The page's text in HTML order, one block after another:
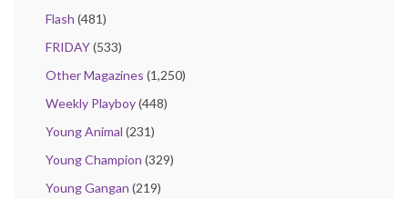
Flash (481)
FRIDAY(533)
Other Magazines (1,250)
Weekly Playboy(448)
Young Animal (231)
Young Champion (329)
Young Gangan (219)